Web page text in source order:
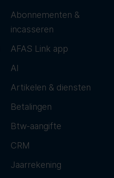
Abonnementen &
incasseren
AFAS Link app
AI
Artikelen & diensten
Betalingen
Btw-aangifte
CRM
Jaarrekening